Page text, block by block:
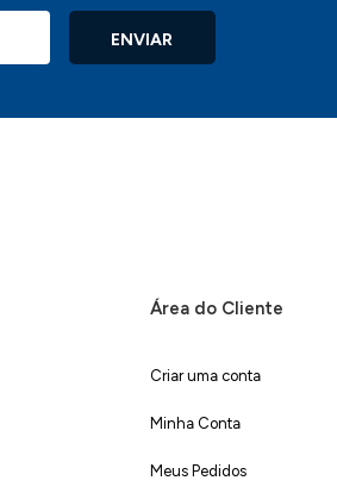
ENVIAR
Área do Cliente
Criar uma conta
Minha Conta
Meus Pedidos